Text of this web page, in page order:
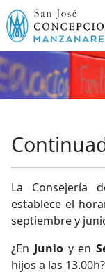
La Consejería
establece el
septiembre y
¿En Junioy en
hijos a las